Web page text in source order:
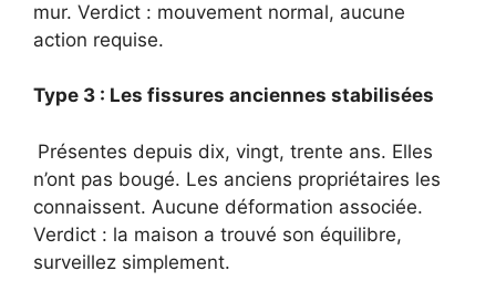
mur. Verdict : mouvement normal, aucune
action requise.
Type 3 : Les fissures anciennes stabilisées
Présentes depuis dix, vingt, trente ans. Elles
n’ont pas bougé. Les anciens propriétaires les
connaissent. Aucune déformation associée.
Verdict : la maison a trouvé son équilibre,
surveillez simplement.